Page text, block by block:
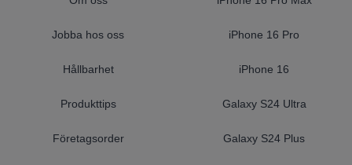
Jobba hos oss
Hållbarhet
Produkttips
Företagsorder
iPhone 16 Pro
iPhone 16
Galaxy S24 Ultra
Galaxy S24 Plus